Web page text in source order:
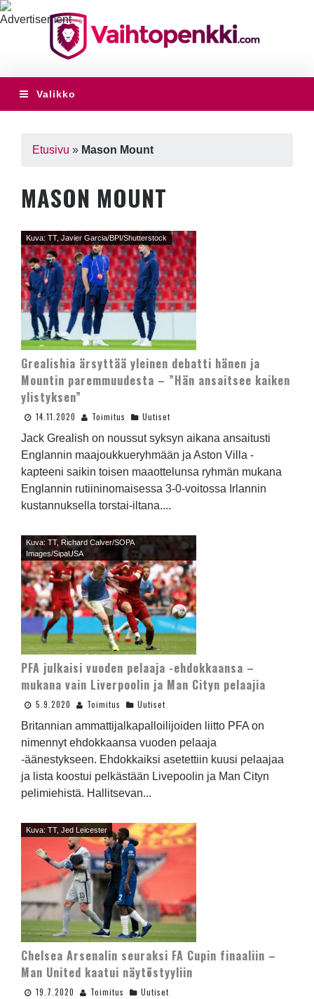
Valikko
Etusivu » Mason Mount
MASON MOUNT
Kuva: TT, Javier Garcia/BPI/Shutterstock
Grealishia ärsyttää yleinen debatti hänen ja
Mountin paremmuudesta – ”Hän ansaitsee kaiken
ylistyksen”
14.11.2020 Toimitus Uutiset
Jack Grealish on noussut syksyn aikana ansaitusti
Englannin maajoukkueryhmään ja Aston Villa -
kapteeni saikin toisen maaottelunsa ryhmän mukana
Englannin rutiininomaisessa 3-0-voitossa Irlannin
kustannuksella torstai-iltana....
Kuva: TT, Richard Calver/SOPA
Images/SipaUSA
PFA julkaisi vuoden pelaaja -ehdokkaansa –
mukana vain Liverpoolin ja Man Cityn pelaajia
5.9.2020 Toimitus Uutiset
Britannian ammattijalkapalloilijoiden liitto PFA on
nimennyt ehdokkaansa vuoden pelaaja
-äänestykseen. Ehdokkaiksi asetettiin kuusi pelaajaa
ja lista koostui pelkästään Livepoolin ja Man Cityn
pelimiehistä. Hallitsevan...
Kuva: TT, Jed Leicester
Chelsea Arsenalin seuraksi FA Cupin finaaliin –
Man United kaatui näytöstyyliin
19.7.2020 Toimitus Uutiset